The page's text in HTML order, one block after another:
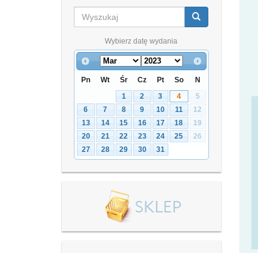
Wybierz datę wydania
Pn Wt Śr Cz Pt So
N
1
2 3 4
5
6
7 8 9 10 11
12
13
14 15 16 17 18
19
20
21 22 23 24 25
26
27
28 29 30 31